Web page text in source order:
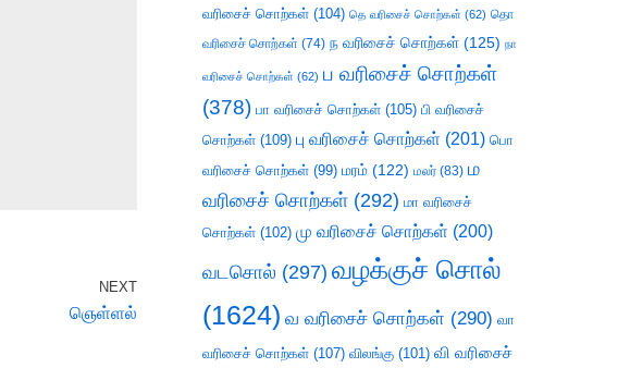
NEXT
ஞெள்ளல்
வரிசைச் சொற்கள் (104) தெ வரிசைச் சொற்கள் (62) தொ
வரிசைச் சொற்கள் (74) ந வரிசைச் சொற்கள் (125) நா
வரிசைச் சொற்கள் (62) ப வரிசைச் சொற்கள்
(378) பா வரிசைச் சொற்கள் (105) பி வரிசைச்
சொற்கள் (109) பு வரிசைச் சொற்கள் (201) பொ
வரிசைச் சொற்கள் (99) மரம் (122) மலர் (83) ம
வரிசைச் சொற்கள் (292) மா வரிசைச்
சொற்கள் (102) மு வரிசைச் சொற்கள் (200)
வடசொல் (297) வழக்குச் சொல்
(1624) வ வரிசைச் சொற்கள் (290) வா
வரிசைச் சொற்கள் (107) விலங்கு (101) வி வரிசைச்